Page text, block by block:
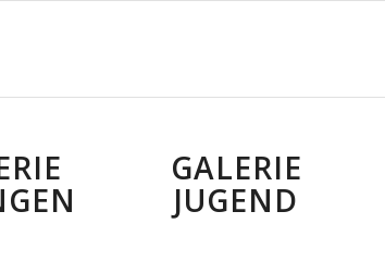
GALERIE
JUGEND